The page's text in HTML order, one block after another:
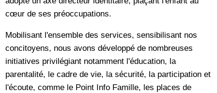
cœur de ses préoccupations.
Mobilisant l'ensemble des services, sensibilisant nos
concitoyens, nous avons développé de nombreuses
initiatives privilégiant notamment l'éducation, la
parentalité, le cadre de vie, la sécurité, la participation et
l'écoute, comme le Point Info Famille, les places de